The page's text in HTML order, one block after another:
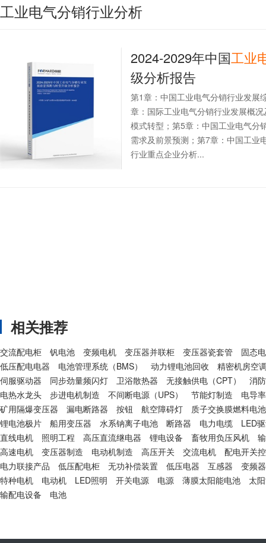
工业电气分销行业分析
2024-2029年中国工业
级分析报告
第1章：中国工业电气分销行业发展
章：国际工业电气分销行业发展概
模式转型；第5章：中国工业电气分
需求及前景预测；第7章：中国工业
行业重点企业分析...
相关推荐
交流配电柜 钒电池 变频电机 变压器并联柜 变压器瓷套管
固态
低压配电电器
电池管理系统（BMS） 动力锂电池回收
精密机房空
伺服驱动器
同步劲量频闪灯 卫浴散热器 无接触供电（CPT）
消
电热水龙头
步进电机制造 不间断电源（UPS） 节能灯制造
电导
矿用隔爆变压器
漏电断路器 按钮 航空障碍灯
质子交换膜燃料电池
锂电池极片
船用变压器 水系钠离子电池 断路器 电力电缆
LED
直线电机
照明工程 高压直流继电器 锂电设备 畜牧用负压风机
高速电机
变压器制造 电动机制造 高压开关 交流电机
配电开关
电力联接产品
低压配电柜 无功补偿装置 低压电器 互感器
变频器
特种电机
电动机 LED照明 开关电源 电源 薄膜太阳能电池
太
输配电设备
电池